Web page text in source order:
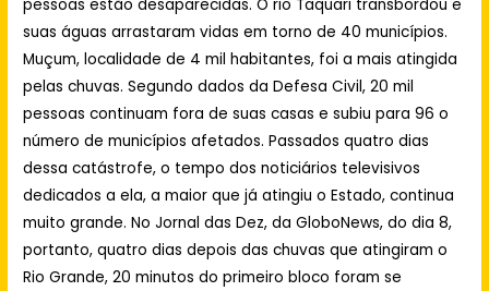
pessoas estão desaparecidas. O rio Taquari transbordou e
suas águas arrastaram vidas em torno de 40 municípios.
Muçum, localidade de 4 mil habitantes, foi a mais atingida
pelas chuvas. Segundo dados da Defesa Civil, 20 mil
pessoas continuam fora de suas casas e subiu para 96 o
número de municípios afetados. Passados quatro dias
dessa catástrofe, o tempo dos noticiários televisivos
dedicados a ela, a maior que já atingiu o Estado, continua
muito grande. No Jornal das Dez, da GloboNews, do dia 8,
portanto, quatro dias depois das chuvas que atingiram o
Rio Grande, 20 minutos do primeiro bloco foram se